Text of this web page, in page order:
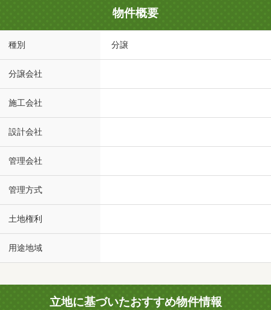
物件概要
種別 分譲
分譲会社
施工会社
設計会社
管理会社
管理方式
土地権利
用途地域
立地に基づいたおすすめ物件情報